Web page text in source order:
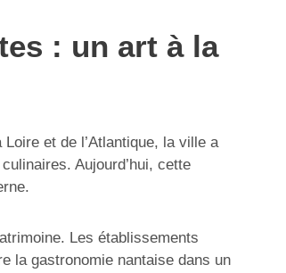
: un art à la
et de l’Atlantique, la ville a
Aujourd’hui, cette
Les établissements
la gastronomie nantaise dans un